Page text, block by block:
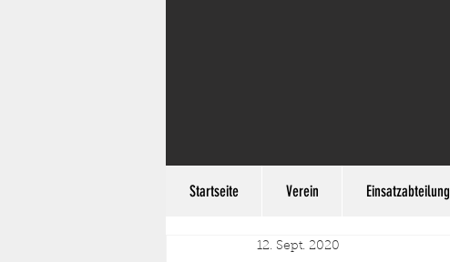
12. Sept. 2020
Startseite Verein Einsatzabteilung